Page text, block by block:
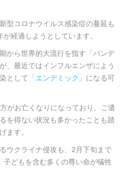
型コロナウイルス感染症の蔓延も
経過しようとしています。
から世界的大流行を指す「パンデ
、最近ではインフルエンザによう
として「エンデミック 」になる可
がお亡くなりになっており、ご遺
を得ない状況も多かったことも踏
ます。
ウクライナ侵攻も、2月下旬まで
どもを含む多くの尊い命が犠牲